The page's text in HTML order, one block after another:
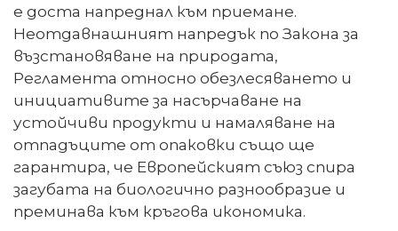
е доста напреднал към приемане.
Неотдавнашният напредък по Закона за
възстановяване на природата,
Регламента относно обезлесяването и
инициативите за насърчаване на
устойчиви продукти и намаляване на
отпадъците от опаковки също ще
гарантира, че Европейският съюз спира
загубата на биологично разнообразие и
преминава към кръгова икономика.